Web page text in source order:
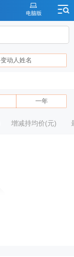
变动人姓名
一年
增减持均价(元)